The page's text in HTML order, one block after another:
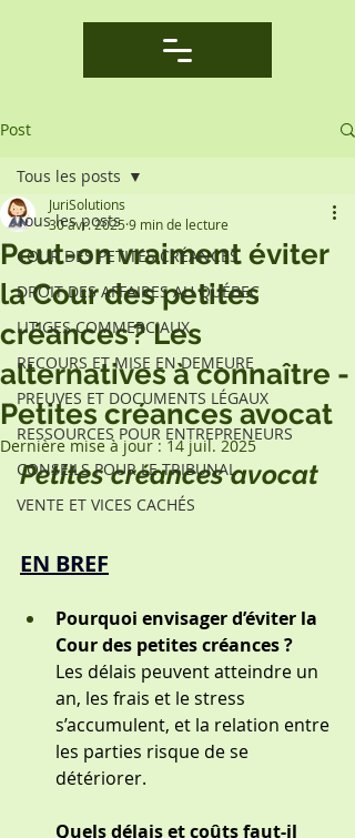
Post
Tous les posts
COUR DES PETITES CRÉANCES
DROIT DES AFFAIRES AU QUÉBEC
LITIGES COMMERCIAUX
RECOURS ET MISE EN DEMEURE
PREUVES ET DOCUMENTS LÉGAUX
RESSOURCES POUR ENTREPRENEURS
CONSEILS POUR LE TRIBUNAL
VENTE ET VICES CACHÉS
Tous les posts
Peut-on vraiment éviter
la Cour des petites
créances ? Les
alternatives à connaître -
Petites créances avocat
JuriSolutions
30 avr. 2025 9 min de lecture
Dernière mise à jour : 14 juil. 2025
Petites créances avocat
EN BREF
Pourquoi envisager d’éviter la
Cour des petites créances ?
Les délais peuvent atteindre un
an, les frais et le stress
s’accumulent, et la relation entre
les parties risque de se
détériorer.
Quels délais et coûts faut-il